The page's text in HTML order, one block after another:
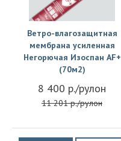
Ветро-влагозащитная
мембрана усиленная
Негорючая Изоспан АF+
(70м2)
8 400 р./рулон
11 201 р./рулон